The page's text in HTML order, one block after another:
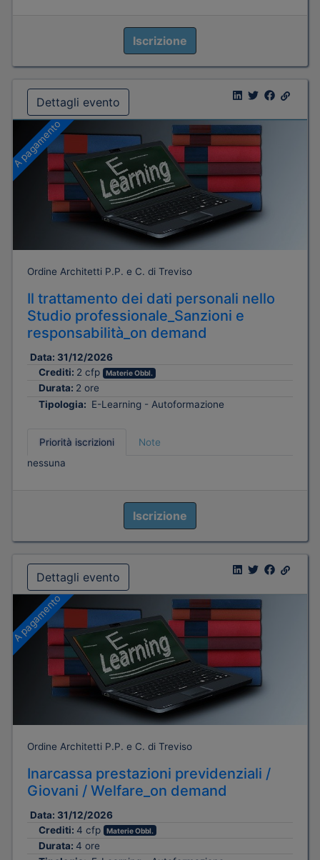
Iscrizione
Dettagli evento
A pagamento
Ordine Architetti P.P. e C. di Treviso
Il trattamento dei dati personali nello
Studio professionale_Sanzioni e
responsabilità_on demand
Data: 31/12/2026
Crediti: 2 cfp Materie Obbl.
Durata: 2 ore
Tipologia: E-Learning - Autoformazione
Priorità iscrizioni
Note
nessuna
Iscrizione
Dettagli evento
A pagamento
Ordine Architetti P.P. e C. di Treviso
Inarcassa prestazioni previdenziali /
Giovani / Welfare_on demand
Data: 31/12/2026
Crediti: 4 cfp Materie Obbl.
Durata: 4 ore